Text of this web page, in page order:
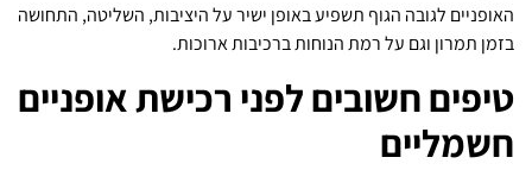
האופניים לגובה הגוף תשפיע באופן ישיר על היציבות, השליטה, התחושה
בזמן תמרון וגם על רמת הנוחות ברכיבות ארוכות.
טיפים חשובים לפני רכישת אופניים
חשמליים